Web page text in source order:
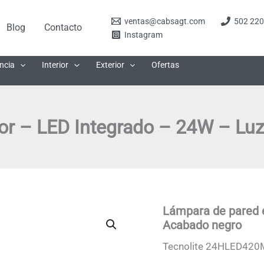
Blog Contacto
ventas@cabsagt.com 502
Instagram
Interior Exterior
Ofertas
– LED Integrado – 24W –
Lámpara de pared
Acabado negro
Tecnolite